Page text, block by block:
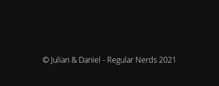
© Julian & Daniel - Regular Nerds 2021